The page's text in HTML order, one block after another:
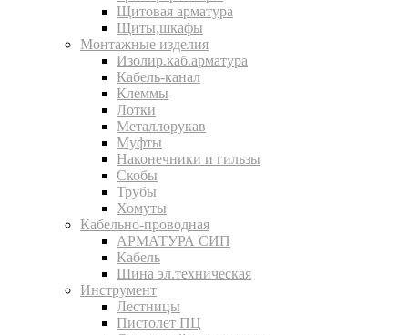
Щитовая арматура
Щиты,шкафы
Монтажные изделия
Изолир.каб.арматура
Кабель-канал
Клеммы
Лотки
Металлорукав
Муфты
Наконечники и гильзы
Скобы
Трубы
Хомуты
Кабельно-проводная
АРМАТУРА СИП
Кабель
Шина эл.техническая
Инструмент
Лестницы
Пистолет ПЦ